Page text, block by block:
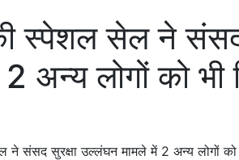
स्पेशल सेल ने संसद
लोगों को भी
संसद सुरक्षा उल्लंघन मामले में 2 अन्य लोगों को